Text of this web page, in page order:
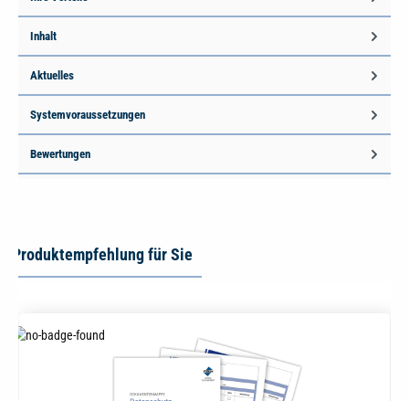
Inhalt
Aktuelles
Systemvoraussetzungen
Bewertungen
Produktempfehlung für Sie